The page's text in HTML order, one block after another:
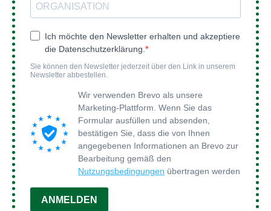
Ich möchte den Newsletter erhalten und akzeptiere
die Datenschutzerklärung.
Sie können den Newsletter jederzeit über den Link in unserem
Newsletter abbestellen.
Wir verwenden Brevo als unsere
Marketing-Plattform. Wenn Sie das
Formular ausfüllen und absenden,
bestätigen Sie, dass die von Ihnen
angegebenen Informationen an Brevo zur
Bearbeitung gemäß den
Nutzungsbedingungen übertragen werden
ANMELDEN